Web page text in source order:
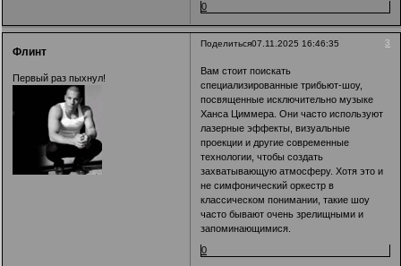
0
Поделиться 3
07.11.2025 16:46:35
Флинт
Первый раз пыхнул!
Вам стоит поискать
специализированные трибьют-шоу,
посвященные исключительно музыке
Ханса Циммера. Они часто используют
лазерные эффекты, визуальные
проекции и другие современные
технологии, чтобы создать
захватывающую атмосферу. Хотя это и
не симфонический оркестр в
классическом понимании, такие шоу
часто бывают очень зрелищными и
запоминающимися.
0